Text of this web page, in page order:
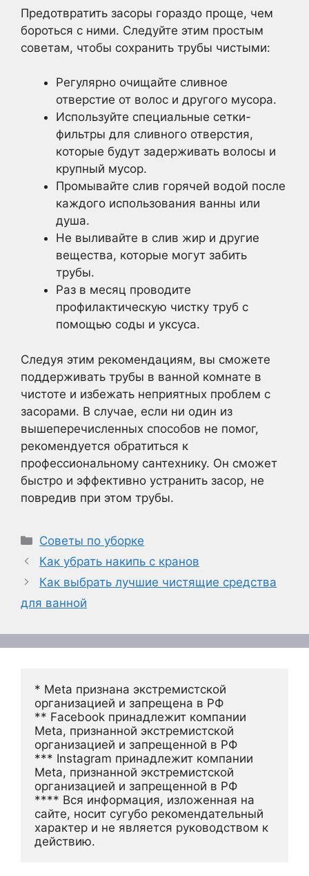
Предотвратить засоры гораздо проще, чем
бороться с ними. Следуйте этим простым
советам, чтобы сохранить трубы чистыми:
Регулярно очищайте сливное
отверстие от волос и другого мусора.
Используйте специальные сетки-
фильтры для сливного отверстия,
которые будут задерживать волосы и
крупный мусор.
Промывайте слив горячей водой после
каждого использования ванны или
душа.
Не выливайте в слив жир и другие
вещества, которые могут забить
трубы.
Раз в месяц проводите
профилактическую чистку труб с
помощью соды и уксуса.
Следуя этим рекомендациям, вы сможете
поддерживать трубы в ванной комнате в
чистоте и избежать неприятных проблем с
засорами. В случае, если ни один из
вышеперечисленных способов не помог,
рекомендуется обратиться к
профессиональному сантехнику. Он сможет
быстро и эффективно устранить засор, не
повредив при этом трубы.
Рубрики
Советы по уборке
Как убрать накипь с кранов
Как выбрать лучшие чистящие средства
для ванной
* Meta признана экстремистской
организацией и запрещена в РФ
** Facebook принадлежит компании
Meta, признанной экстремистской
организацией и запрещенной в РФ
*** Instagram принадлежит компании
Meta, признанной экстремистской
организацией и запрещенной в РФ
**** Вся информация, изложенная на
сайте, носит сугубо рекомендательный
характер и не является руководством к
действию.